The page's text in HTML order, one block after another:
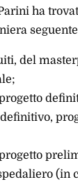
ha
del
(in